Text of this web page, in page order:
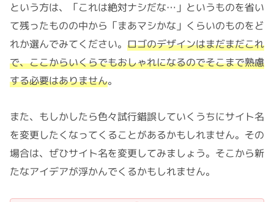
という方は、「これは絶対ナシだな…」というものを省い
て残ったものの中から「まあマシかな」くらいのものをど
れか選んでみてください。 ロゴのデザインはまだまだこれ
で、ここからいくらでもおしゃれになるのでそこまで熟慮
する必要はありません。
また、もしかしたら色々試行錯誤していくうちにサイト名
を変更したくなってくることがあるかもしれません。その
場合は、ぜひサイト名を変更してみましょう。そこから新
たなアイデアが浮かんでくるかもしれません。